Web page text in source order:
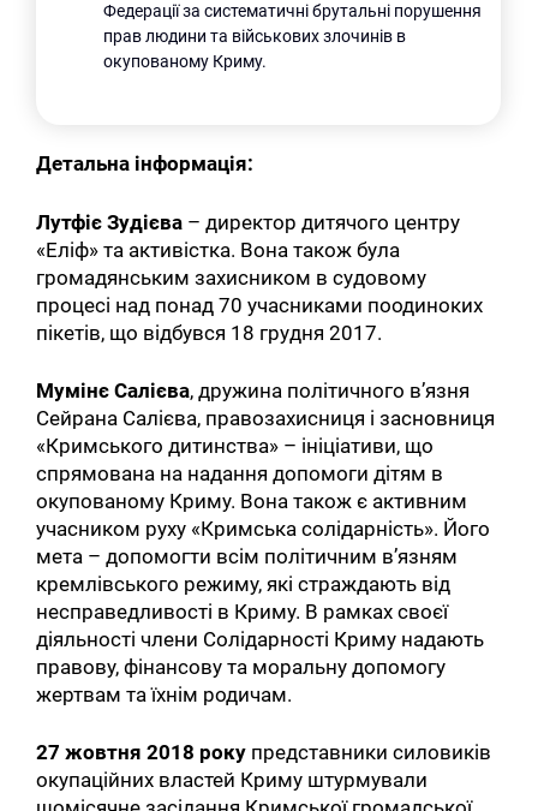
Федерації за систематичні брутальні порушення
прав людини та військових злочинів в
окупованому Криму.
Детальна інформація:
Лутфіє Зудієва – директор дитячого центру
«Еліф» та активістка. Вона також була
громадянським захисником в судовому
процесі над понад 70 учасниками поодиноких
пікетів, що відбувся 18 грудня 2017.
Мумінє Салієва, дружина політичного в’язня
Сейрана Салієва, правозахисниця і засновниця
«Кримського дитинства» – ініціативи, що
спрямована на надання допомоги дітям в
окупованому Криму. Вона також є активним
учасником руху «Кримська солідарність». Його
мета – допомогти всім політичним в’язням
кремлівського режиму, які страждають від
несправедливості в Криму. В рамках своєї
діяльності члени Солідарності Криму надають
правову, фінансову та моральну допомогу
жертвам та їхнім родичам.
27 жовтня 2018 року представники силовиків
окупаційних властей Криму штурмували